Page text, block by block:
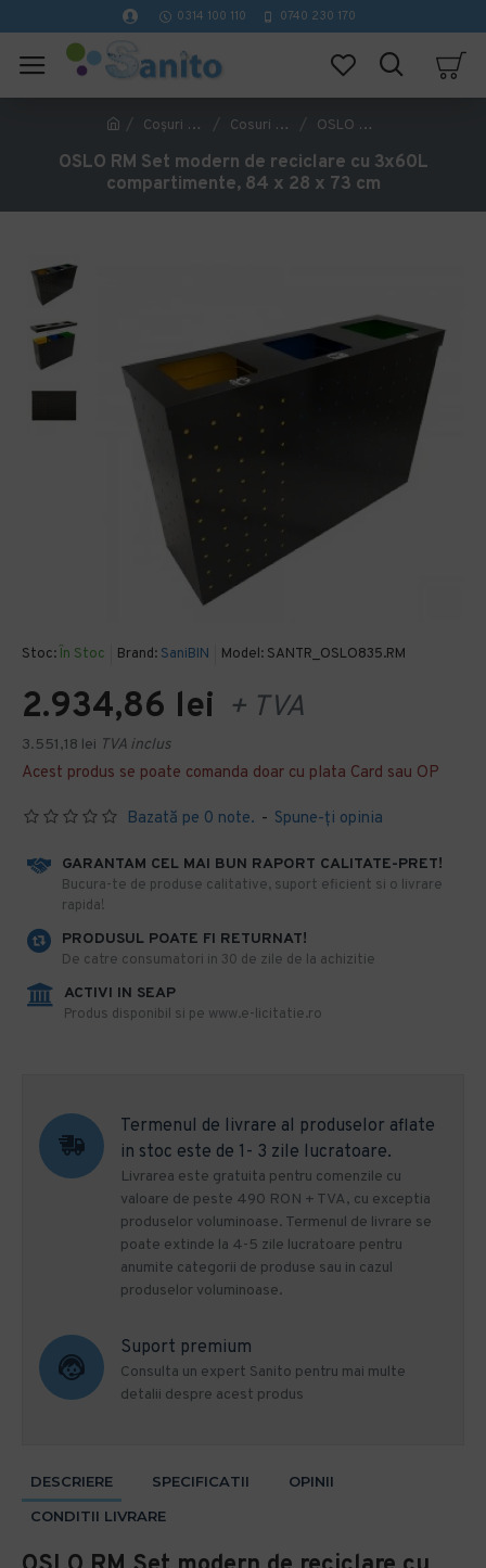
0314 100 110 0740 230 170
Coşuri Gunoi Cosuri gunoi colectare selectiva OSLO RM Set modern de reciclare cu 3x60L compartimente, 84 x 28 x 73 cm
OSLO RM Set modern de reciclare cu 3x60L
compartimente, 84 x 28 x 73 cm
Stoc: În Stoc Brand: SaniBIN Model: SANTR_OSLO835.RM
Bazată pe 0 note. - Spune-ţi opinia
2.934,86 lei + TVA
3.551,18 lei TVA inclus
Acest produs se poate comanda doar cu plata Card sau OP
GARANTAM CEL MAI BUN RAPORT CALITATE-PRET!
​Bucura-te de produse calitative, suport eficient si o livrare
rapida!
PRODUSUL POATE FI RETURNAT!
De catre consumatori in 30 de zile de la achizitie
ACTIVI IN SEAP
Produs disponibil si pe www.e-licitatie.ro
Termenul de livrare al produselor aflate
in stoc este de 1- 3 zile lucratoare.
Livrarea este gratuita pentru comenzile cu
valoare de peste 490 RON + TVA, cu exceptia
produselor voluminoase. Termenul de livrare se
poate extinde la 4-5 zile lucratoare pentru
anumite categorii de produse sau in cazul
produselor voluminoase.
Suport premium
Consulta un expert Sanito pentru mai multe
detalii despre acest produs
DESCRIERE SPECIFICATII
OPINII
CONDITII LIVRARE